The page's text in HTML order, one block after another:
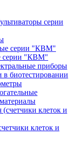
серии
серии "КВМ"
приборы
в биотестировании
клеток и